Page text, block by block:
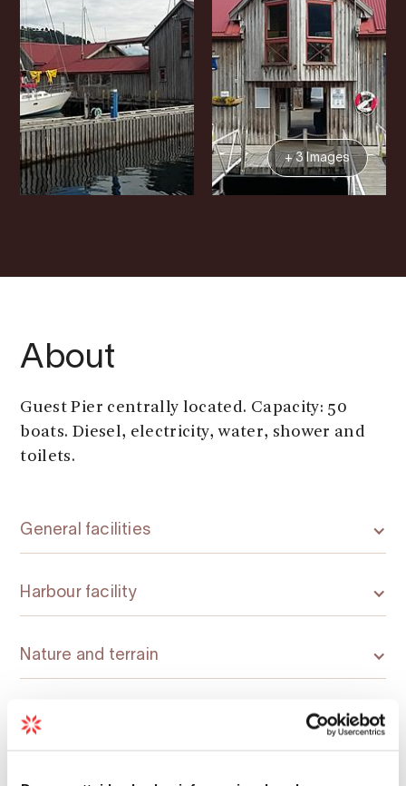
+ 3 Images
About
Guest Pier centrally located. Capacity: 50
boats. Diesel, electricity, water, shower and
toilets.
General facilities
Harbour facility
Nature and terrain
Other services
Room facilities